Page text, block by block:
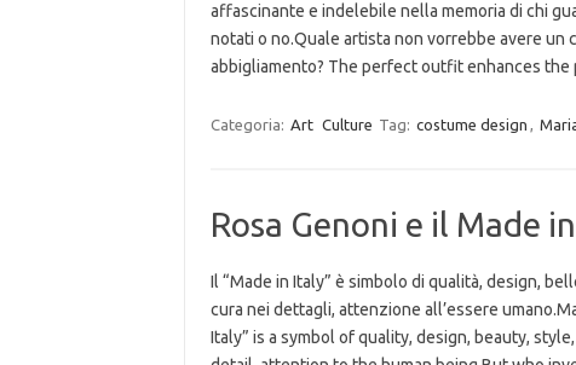
affascinante e indelebile nella memoria di chi
notati o no.Quale artista non vorrebbe avere
abbigliamento? The perfect outfit enhances
Categoria: Art Culture Tag: costume design ,
Rosa Genoni e il Made
Il “Made in Italy” è simbolo di qualità, design,
cura nei dettagli, attenzione all’essere
Italy” is a symbol of quality, design, beauty,